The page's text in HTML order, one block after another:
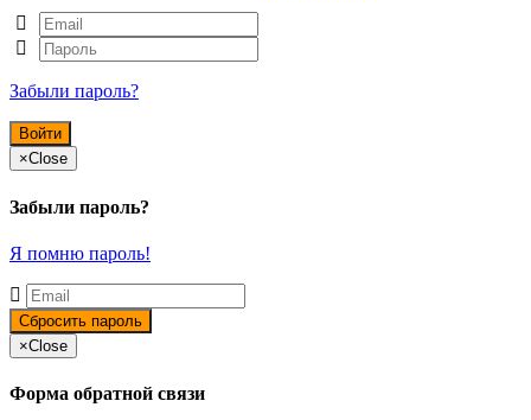
Забыли пароль?
×Close
Забыли пароль?
Я помню пароль!
×Close
Форма обратной связи